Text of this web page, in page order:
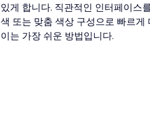
있게 합니다. 직관적인 인터페이스
색 또는 맞춤 색상 구성으로 빠르
이는 가장 쉬운 방법입니다.